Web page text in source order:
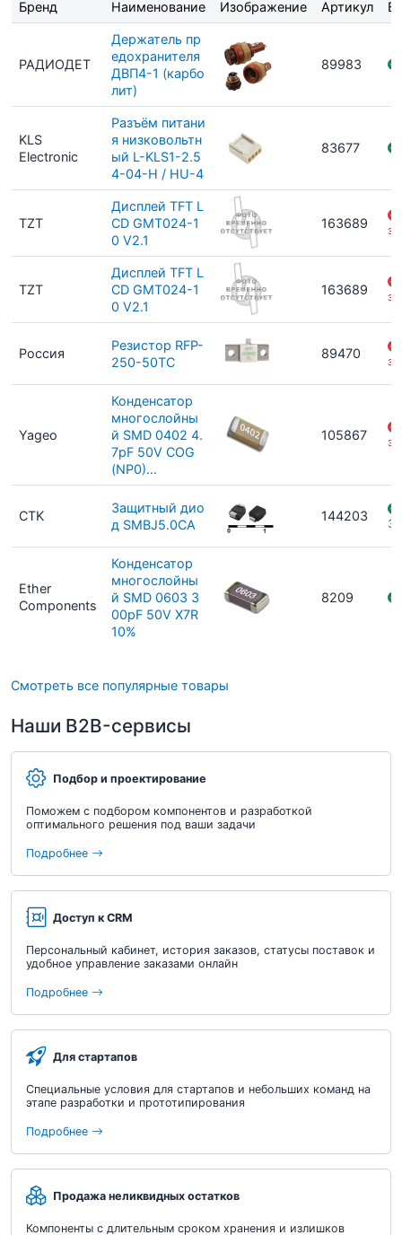
Бренд Наименование Изображение Артикул В
РАДИОДЕТ
Держатель пр
едохранителя
ДВП4-1 (карбо
лит)
89983
KLS
Electronic
Разъём питани
я низковольтн
ый L-KLS1-2.5
4-04-H / HU-4
83677
TZT
Дисплей TFT L
CD GMT024-1
0 V2.1
163689
TZT
Дисплей TFT L
CD GMT024-1
0 V2.1
163689
Россия
Резистор RFP-
250-50TC
89470
Yageo
Конденсатор
многослойны
й SMD 0402 4.
7pF 50V COG
(NP0)…
105867
CTK
Защитный дио
д SMBJ5.0CA
144203
Ether
Components
Конденсатор
многослойны
й SMD 0603 3
00pF 50V X7R
10%
8209
Смотреть все популярные товары
Наши B2B-сервисы
Подбор и проектирование
Поможем с подбором компонентов и разработкой
оптимального решения под ваши задачи
Подробнее
Доступ к CRM
Персональный кабинет, история заказов, статусы поставок и
удобное управление заказами онлайн
Подробнее
Для стартапов
Специальные условия для стартапов и небольших команд на
этапе разработки и прототипирования
Подробнее
Продажа неликвидных остатков
Компоненты с длительным сроком хранения и излишков